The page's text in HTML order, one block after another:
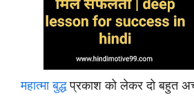
महात्मा बुद्धप्रकाश को लेकर दो बहुत